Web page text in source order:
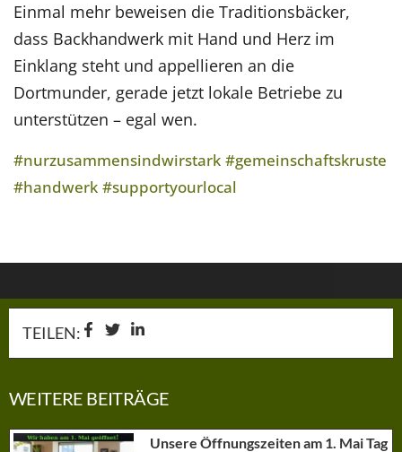
Einmal mehr beweisen die Traditionsbäcker,
dass Backhandwerk mit Hand und Herz im
Einklang steht und appellieren an die
Dortmunder, gerade jetzt lokale Betriebe zu
unterstützen – egal wen.
#nurzusammensindwirstark #gemeinschaftskruste
#handwerk #supportyourlocal
TEILEN:
WEITERE BEITRÄGE
Unsere Öffnungszeiten am 1. Mai Tag